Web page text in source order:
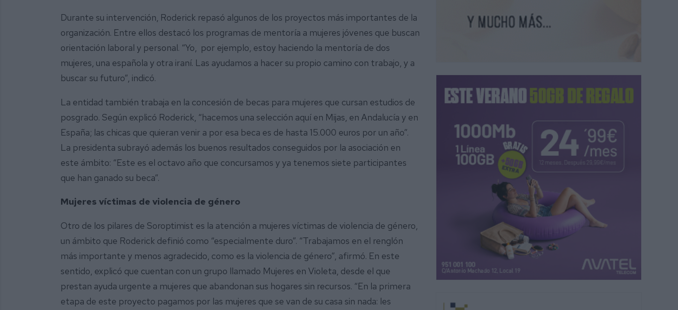
Durante su intervención, Roderick repasó algunos de los proyectos más importantes de la
organización. Entre ellos destacó los programas de mentoría a mujeres jóvenes que buscan
orientación laboral y personal. “Yo, por ejemplo, estoy haciendo la mentoría de dos
mujeres, una española y otra iraní. Las ayudamos a hacer su propio camino con trabajo, y a
buscar su futuro”, indicó.
La entidad también trabaja en la concesión de becas para mujeres que cursan estudios de
posgrado. Según explicó Roderick, “hacemos una selección aquí en Mijas, en Andalucía y en
España; las chicas que quieran venir a por esa beca es de hasta 15.000 euros por un año”.
La presidenta subrayó además los buenos resultados conseguidos por la asociación en
este ámbito: “Este es el octavo año que concursamos y ya tenemos siete participantes
que han ganado su beca”.
Mujeres víctimas de violencia de género
Otro de los pilares de Soroptimist es la atención a mujeres víctimas de violencia de género,
un ámbito que Roderick definió como “especialmente duro”. “Trabajamos en el renglón
más importante y menos agradecido, como es la violencia de género”, afirmó. En este
sentido, explicó que cuentan con un grupo llamado Mujeres en Violeta, desde el que
prestan ayuda urgente a mujeres que abandonan sus hogares sin recursos. “En la primera
etapa de este proyecto pagamos por las mujeres que se van de su casa sin nada: les